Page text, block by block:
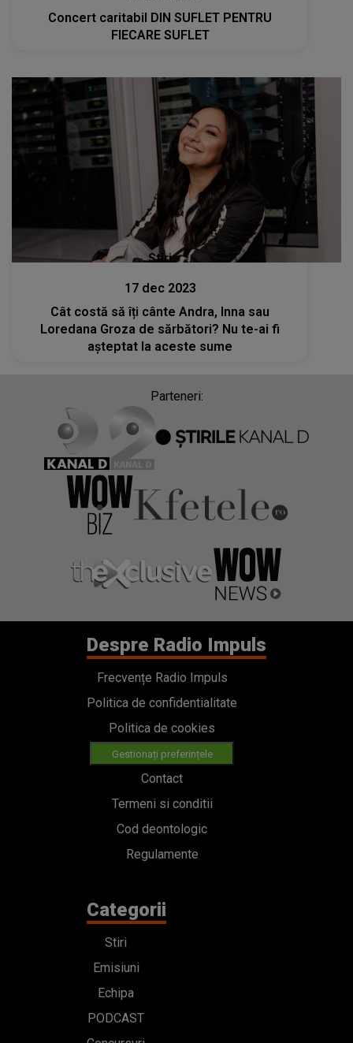
Concert caritabil DIN SUFLET PENTRU
FIECARE SUFLET
Stiri
17 dec 2023
Cât costă să îți cânte Andra, Inna sau
Loredana Groza de sărbători? Nu te-ai fi
așteptat la aceste sume
Parteneri:
Despre Radio Impuls
Frecvențe Radio Impuls
Politica de confidentialitate
Politica de cookies
Gestionați preferințele
Contact
Termeni si conditii
Cod deontologic
Regulamente
Categorii
Stiri
Emisiuni
Echipa
PODCAST